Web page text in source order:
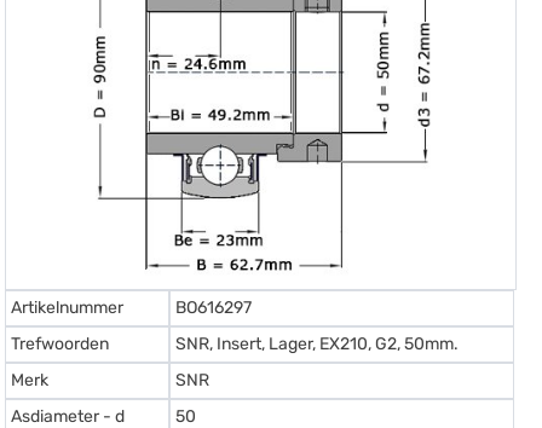
Artikelnummer
BO616297
Trefwoorden
SNR, Insert, Lager, EX210, G2, 50mm.
Merk
SNR
Asdiameter - d
50